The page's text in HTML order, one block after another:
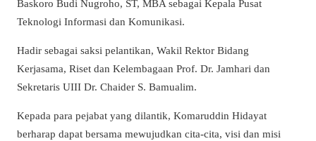
Baskoro Budi Nugroho, ST, MBA sebagai Kepala Pusat
Teknologi Informasi dan Komunikasi.
Hadir sebagai saksi pelantikan, Wakil Rektor Bidang
Kerjasama, Riset dan Kelembagaan Prof. Dr. Jamhari dan
Sekretaris UIII Dr. Chaider S. Bamualim.
Kepada para pejabat yang dilantik, Komaruddin Hidayat
berharap dapat bersama mewujudkan cita-cita, visi dan misi